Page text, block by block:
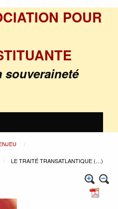
POUR
souveraineté
LE TRAITÉ TRANSATLANTIQUE (…)